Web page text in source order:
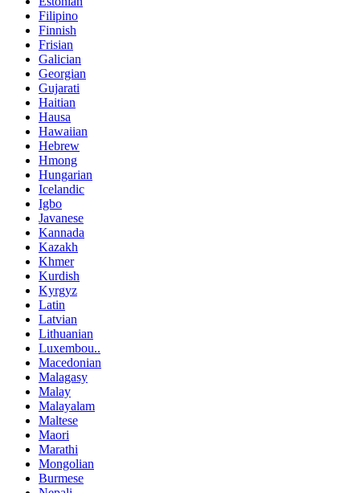
Filipino
Finnish
Frisian
Galician
Georgian
Gujarati
Haitian
Hausa
Hawaiian
Hebrew
Hmong
Hungarian
Icelandic
Igbo
Javanese
Kannada
Kazakh
Khmer
Kurdish
Kyrgyz
Latin
Latvian
Lithuanian
Luxembou..
Macedonian
Malagasy
Malay
Malayalam
Maltese
Maori
Marathi
Mongolian
Burmese